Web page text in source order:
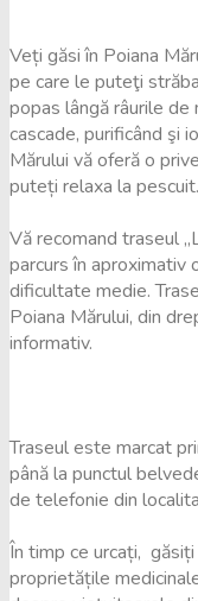
Veți găsi în Poiana
pe care le puteţi
popas lângă râurile de
cascade, purificând şi
Mărului vă oferă o
puteți relaxa la pescuit.
Vă recomand traseul
parcurs în aproximativ
dificultate medie.
Poiana Mărului, din
informativ.
Traseul este marcat
până la punctul
de telefonie din
În timp ce urcați,
proprietățile